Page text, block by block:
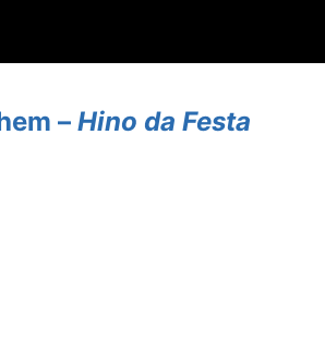
– Hino da Festa